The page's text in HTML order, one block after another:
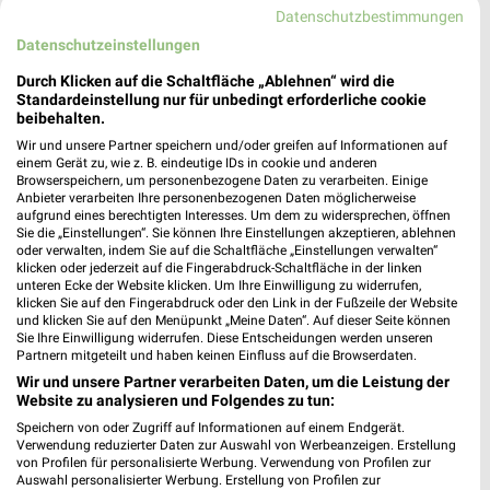
0,3 km
Angebote ab 03.08.
Gültig bis So. 16.08.
1,3 km
Angebote ab 03.08.
Noch morgen gültig
EDEKA EDEKA
Datenschutzbestimmungen
Datenschutzeinstellungen
Durch Klicken auf die Schaltfläche „Ablehnen“ wird die
Standardeinstellung nur für unbedingt erforderliche cookie
beibehalten.
Wir und unsere Partner speichern und/oder greifen auf Informationen auf
einem Gerät zu, wie z. B. eindeutige IDs in cookie und anderen
Browserspeichern, um personenbezogene Daten zu verarbeiten. Einige
Anbieter verarbeiten Ihre personenbezogenen Daten möglicherweise
aufgrund eines berechtigten Interesses. Um dem zu widersprechen, öffnen
Sie die „Einstellungen“. Sie können Ihre Einstellungen akzeptieren, ablehnen
oder verwalten, indem Sie auf die Schaltfläche „Einstellungen verwalten“
klicken oder jederzeit auf die Fingerabdruck-Schaltfläche in der linken
unteren Ecke der Website klicken. Um Ihre Einwilligung zu widerrufen,
klicken Sie auf den Fingerabdruck oder den Link in der Fußzeile der Website
und klicken Sie auf den Menüpunkt „Meine Daten“. Auf dieser Seite können
Sie Ihre Einwilligung widerrufen. Diese Entscheidungen werden unseren
Partnern mitgeteilt und haben keinen Einfluss auf die Browserdaten.
Wir und unsere Partner verarbeiten Daten, um die Leistung der
Website zu analysieren und Folgendes zu tun:
Speichern von oder Zugriff auf Informationen auf einem Endgerät.
Verwendung reduzierter Daten zur Auswahl von Werbeanzeigen. Erstellung
von Profilen für personalisierte Werbung. Verwendung von Profilen zur
Auswahl personalisierter Werbung. Erstellung von Profilen zur